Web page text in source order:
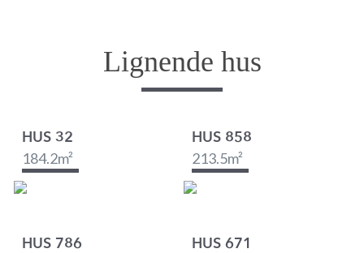
Lignende hus
HUS 32
184.2m²
HUS 858
213.5m²
HUS 786 HUS 671